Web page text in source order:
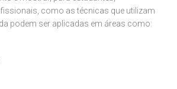
como as técnicas que utilizam
podem ser aplicadas em áreas como: